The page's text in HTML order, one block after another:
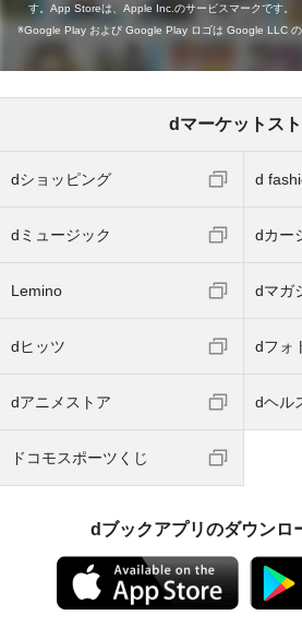
す。App Storeは、Apple Inc.のサービスマークです。
Google Play および Google Play ロゴは Google LLC の
dマーケットス
dショッピング d
dミュージック dカー
Lemino dマガ
dヒッツ dフォ
dアニメストア dヘル
ドコモスポーツくじ
dブックアプリのダウンロ